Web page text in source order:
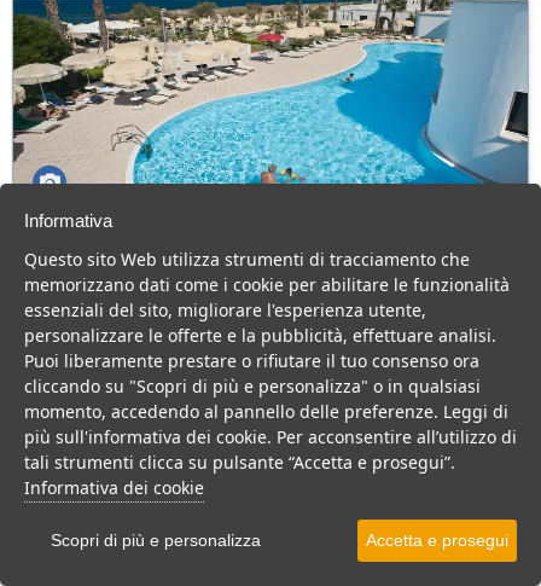
Puglia > Polignano a Mare
191 Camere
Elegante Relais sul mare, ideale per una vacanza in famiglia
all’insegna del comfort e del relax.
Villaggio Resort Hotel
VEDI SU MAPPA
Informativa
Questo sito Web utilizza strumenti di tracciamento che
memorizzano dati come i cookie per abilitare le funzionalità
essenziali del sito, migliorare l'esperienza utente,
personalizzare le offerte e la pubblicità, effettuare analisi.
Puoi liberamente prestare o rifiutare il tuo consenso ora
cliccando su "Scopri di più e personalizza" o in qualsiasi
momento, accedendo al pannello delle preferenze. Leggi di
più sull'informativa dei cookie. Per acconsentire all’utilizzo di
tali strumenti clicca su pulsante “Accetta e prosegui”.
Informativa dei cookie
Scopri di più e personalizza Accetta e prosegui